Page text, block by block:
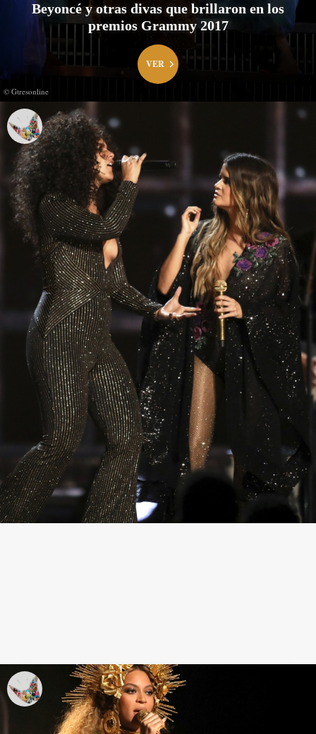
Beyoncé y otras divas que brillaron en los
premios Grammy 2017
VER
© Gtresonline
Alicia Keys y Maren Morris, duelo de
voces